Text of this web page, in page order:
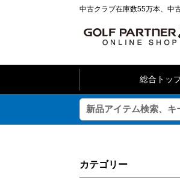
中古クラブ在庫数55万本、
総合トッ
カテゴリー